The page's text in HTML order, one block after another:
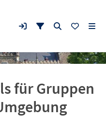
für Gruppen